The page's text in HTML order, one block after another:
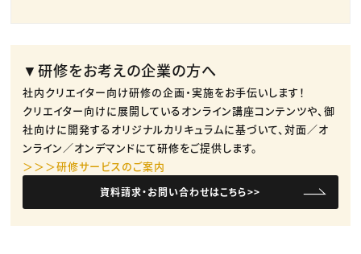
▼研修をお考えの企業の方へ
社内クリエイター向け研修の企画・実施をお手伝いします！
クリエイター向けに展開しているオンライン講座コンテンツや、御
社向けに開発するオリジナルカリキュラムに基づいて、対面／オ
ンライン／オンデマンドにて研修をご提供します。
＞＞＞研修サービスのご案内
資料請求・お問い合わせはこちら>>